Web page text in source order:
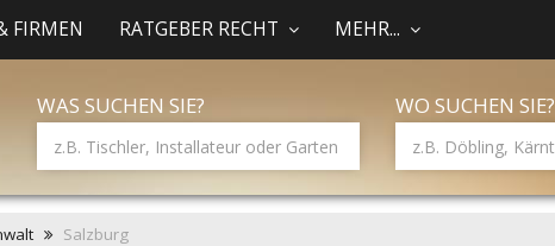
FIRMEN RATGEBER RECHT MEHR...
WAS SUCHEN SIE? WO SUCHEN SIE?
Salzburg